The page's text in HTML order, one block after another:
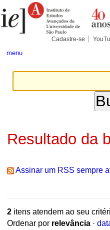
para
conteúdo.
Pessoais
Cadastre-se
menu
Resultado da
Assinar um RSS sempre
2itens atendem ao seu
Ordenar por relevância ·